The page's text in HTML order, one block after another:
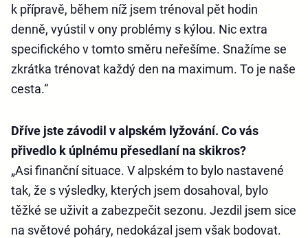
k přípravě, během níž jsem trénoval pět hodin
denně, vyústil v ony problémy s kýlou. Nic extra
specifického v tomto směru neřešíme. Snažíme se
zkrátka trénovat každý den na maximum. To je naše
cesta.“
Dříve jste závodil v alpském lyžování. Co vás
přivedlo k úplnému přesedlaní na skikros?
„Asi finanční situace. V alpském to bylo nastavené
tak, že s výsledky, kterých jsem dosahoval, bylo
těžké se uživit a zabezpečit sezonu. Jezdil jsem sice
na světové poháry, nedokázal jsem však bodovat.